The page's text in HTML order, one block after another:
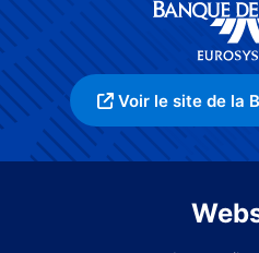
Voir le site de la